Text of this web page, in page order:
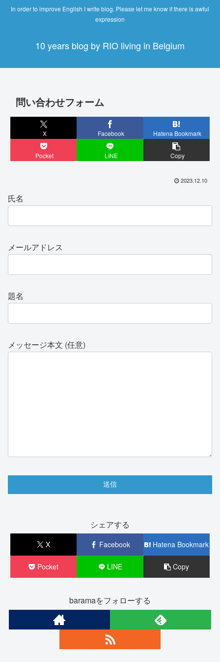
In order to improve English I write blog. Please let me know if there is awful
expression
10 years blog by RIO living in Belgium
問い合わせフォーム
X Facebook Hatena Bookmark
Pocket LINE Copy
2023.12.10
氏名
メールアドレス
題名
メッセージ本文 (任意)
シェアする
X Facebook Hatena Bookmark
Pocket LINE Copy
baramaをフォローする